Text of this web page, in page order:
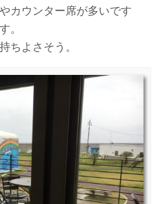
カウンター席が多いです
。
ちよさそう。